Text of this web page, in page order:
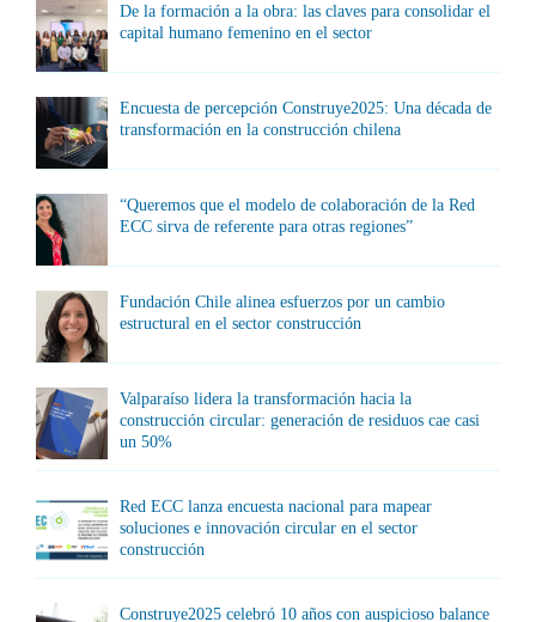
De la formación a la obra: las claves para consolidar el
capital humano femenino en el sector
Encuesta de percepción Construye2025: Una década de
transformación en la construcción chilena
“Queremos que el modelo de colaboración de la Red
ECC sirva de referente para otras regiones”
Fundación Chile alinea esfuerzos por un cambio
estructural en el sector construcción
Valparaíso lidera la transformación hacia la
construcción circular: generación de residuos cae casi
un 50%
Red ECC lanza encuesta nacional para mapear
soluciones e innovación circular en el sector
construcción
Construye2025 celebró 10 años con auspicioso balance